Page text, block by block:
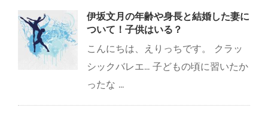
伊坂文月の年齢や身長と結婚した妻に
ついて！子供はいる？
こんにちは、えりっちです。 クラッ
シックバレエ... 子どもの頃に習いたか
ったな ...